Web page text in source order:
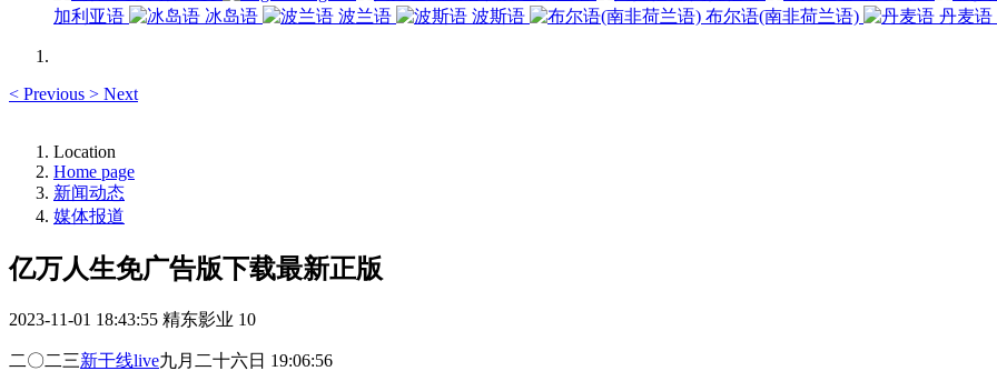
加利亚语
冰岛语 波兰语 波斯语 布尔语(南非荷兰语) 丹麦语
< Previous > Next
Location
Home page
新闻动态
媒体报道
亿万人生免广告版下载最新正版
2023-11-01 18:43:55 精东影业 10
二〇二三新干线live九月二十六日 19:06:56